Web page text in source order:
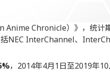
Anime Chronicle）》，统计
括NEC InterChannel、
，2014年4月1日至2019年